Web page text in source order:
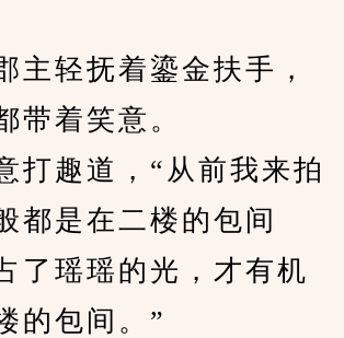
轻抚着鎏金扶手，
带着笑意。
趣道，“从前我来拍
都是在二楼的包间
了瑶瑶的光，才有机
的包间。”